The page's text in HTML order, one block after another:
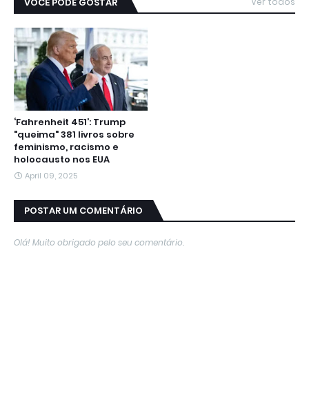
‘Fahrenheit 451’: Trump
"queima" 381 livros sobre
feminismo, racismo e
holocausto nos EUA
April 09, 2025
POSTAR UM COMENTÁRIO
Olá! Muito obrigado pelo seu comentário.